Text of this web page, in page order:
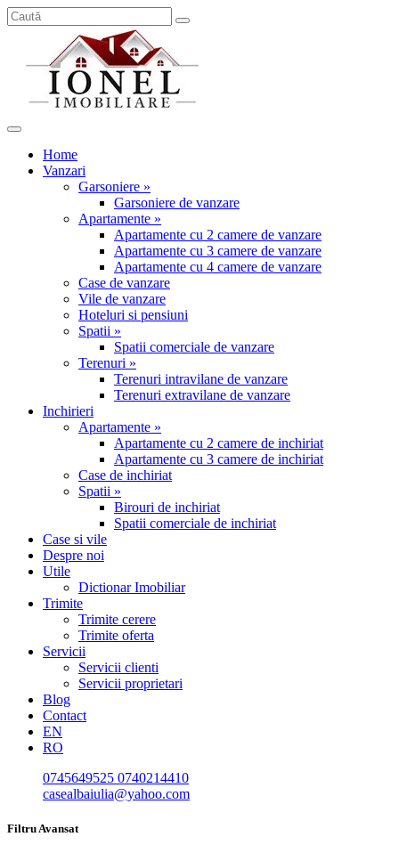
Home
Vanzari
Garsoniere »
Garsoniere de vanzare
Apartamente »
Apartamente cu 2 camere de vanzare
Apartamente cu 3 camere de vanzare
Apartamente cu 4 camere de vanzare
Case de vanzare
Vile de vanzare
Hoteluri si pensiuni
Spatii »
Spatii comerciale de vanzare
Terenuri »
Terenuri intravilane de vanzare
Terenuri extravilane de vanzare
Inchirieri
Apartamente »
Apartamente cu 2 camere de inchiriat
Apartamente cu 3 camere de inchiriat
Case de inchiriat
Spatii »
Birouri de inchiriat
Spatii comerciale de inchiriat
Case si vile
Despre noi
Utile
Dictionar Imobiliar
Trimite
Trimite cerere
Trimite oferta
Servicii
Servicii clienti
Servicii proprietari
Blog
Contact
EN
RO
0745649525 0740214410
casealbaiulia@yahoo.com
Filtru Avansat